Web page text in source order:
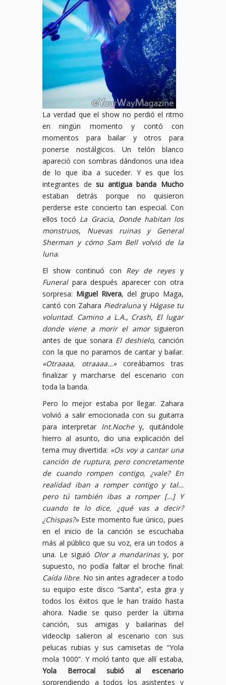
La verdad que el show no perdió el ritmo
en ningún momento y contó con
momentos para bailar y otros para
ponerse nostálgicos. Un telón blanco
apareció con sombras dándonos una idea
de lo que iba a suceder. Y es que los
integrantes desu antigua banda Mucho
estaban detrás porque no quisieron
perderse este concierto tan especial. Con
ellos tocó La Gracia, Donde habitan los
monstruos, Nuevas ruinas
y General
Sherman y cómo Sam Bell volvió de la
luna.
El show continuó con Rey de reyesy
Funeralpara después aparecer con otra
sorpresa: Miguel Rivera, del grupo Maga,
cantó con Zahara Piedraluna y Hágase tu
voluntad. Camino a L.A., Crash, El lugar
donde viene a morir el amorsiguieron
antes de que sonara El deshielo, canción
con la que no paramos de cantar y bailar.
«Otraaaa, otraaaa…»coreábamos tras
finalizar y marcharse del escenario con
toda la banda.
Pero lo mejor estaba por llegar. Zahara
volvió a salir emocionada con su guitarra
para interpretar Int.Nochey, quitándole
hierro al asunto, dio una explicación del
tema muy divertida: «Os voy a cantar una
canción de ruptura, pero concretamente
de cuando rompen contigo, ¿vale? En
realidad iban a romper contigo y tal…
pero tú también ibas a romper […] Y
cuando te lo dice, ¿qué vas a decir?
¿Chispas?»Este momento fue único, pues
en el inicio de la canción se escuchaba
más al público que su voz, era un todos a
una. Le siguió Olor a mandarinasy, por
supuesto, no podía faltar el broche final:
Caída libre. No sin antes agradecer a todo
su equipo este disco “Santa”, esta gira y
todos los éxitos que le han traído hasta
ahora. Nadie se quiso perder la última
canción, sus amigas y bailarinas del
videoclip salieron al escenario con sus
pelucas rubias y sus camisetas de “Yola
mola 1000”. Y moló tanto que allí estaba,
Yola Berrocal subió al escenario
sorprendiendo a todos los asistentes y